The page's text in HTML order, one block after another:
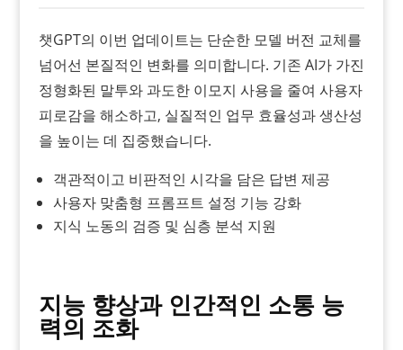
챗GPT의 이번 업데이트는 단순한 모델 버전 교체를
넘어선 본질적인 변화를 의미합니다. 기존 AI가 가진
정형화된 말투와 과도한 이모지 사용을 줄여 사용자
피로감을 해소하고, 실질적인 업무 효율성과 생산성
을 높이는 데 집중했습니다.
객관적이고 비판적인 시각을 담은 답변 제공
사용자 맞춤형 프롬프트 설정 기능 강화
지식 노동의 검증 및 심층 분석 지원
지능 향상과 인간적인 소통 능
력의 조화